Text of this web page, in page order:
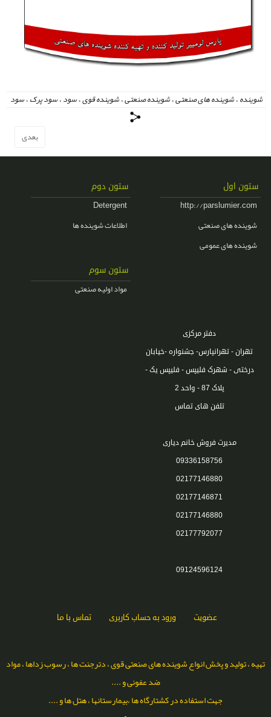
شوینده،شوینده های صنعتی،شوینده صنعتی،شوینده قوی،سود،سود پرک،سود
بعدی
ستون اول
http://parslumier.com
شوینده های صنعتی
شوینده های عمومی
ستون دوم
Detergent
اطلاعات شوینده ها
ستون سوم
مواد اولیه صنعتی
دفتر مرکزی
تهران - تهرانپارس- جشنواره -خیابان
درختی - شهرک فلیپس - فلیپس یک -
پلاک 87 - واحد 2
تلفن های تماس
مدیرت فروش خانم دیاری
09336158756
02177146880
02177146871
02177146880
02177792077
09124596124
عضویت ورود به حساب کاربری تماس با ما
تهیه ، تولید و پخش انواع شوینده های صنعتی قوی ، دترجنت ها ، رسوب زداها ، مواد
ضد عفونی و ....
جهت استفاده در کشتارگاه ها ،بیمارستانها ، هتل ها و ....